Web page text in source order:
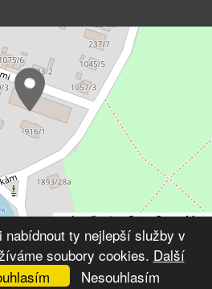
Leaflet | © OpenStreetMap
ústav Velké Meziříčí
XART.CZ
nabídnout ty nejlepší služby v
soubory cookies. Další
Nesouhlasím